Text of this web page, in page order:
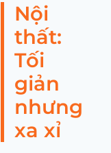
Nội
thất:
Tối
giản
nhưng
xa xỉ